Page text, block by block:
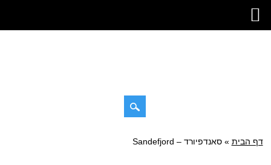
Main menu
Skip
דף הבית »סאנדפיורד – Sandefjord